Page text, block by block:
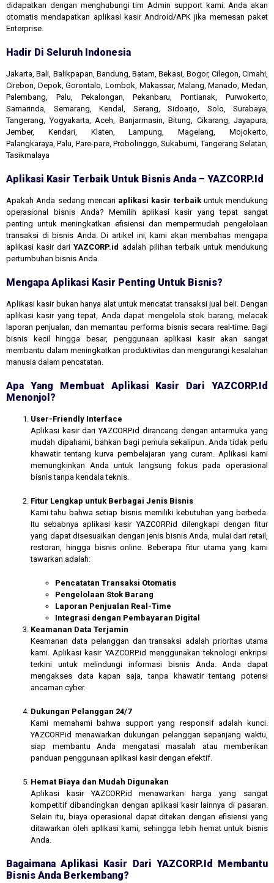
didapatkan dengan menghubungi tim Admin support kami. Anda akan
otomatis mendapatkan aplikasi kasir Android/APK jika memesan paket
Enterprise.
Hadir Di Seluruh Indonesia
Jakarta, Bali, Balikpapan, Bandung, Batam, Bekasi, Bogor, Cilegon, Cimahi,
Cirebon, Depok, Gorontalo, Lombok, Makassar, Malang, Manado, Medan,
Palembang, Palu, Pekalongan, Pekanbaru, Pontianak, Purwokerto,
Samarinda, Semarang, Kendal, Serang, Sidoarjo, Solo, Surabaya,
Tangerang, Yogyakarta, Aceh, Banjarmasin, Bitung, Cikarang, Jayapura,
Jember, Kendari, Klaten, Lampung, Magelang, Mojokerto,
Palangkaraya, Palu, Pare-pare, Probolinggo, Sukabumi, Tangerang Selatan,
Tasikmalaya
Aplikasi Kasir Terbaik Untuk Bisnis Anda – YAZCORP.id
Apakah Anda sedang mencari aplikasi kasir terbaikuntuk mendukung
operasional bisnis Anda? Memilih aplikasi kasir yang tepat sangat
penting untuk meningkatkan efisiensi dan mempermudah pengelolaan
transaksi di bisnis Anda. Di artikel ini, kami akan membahas mengapa
aplikasi kasir dariYAZCORP.id adalah pilihan terbaik untuk mendukung
pertumbuhan bisnis Anda.
Mengapa Aplikasi Kasir Penting Untuk Bisnis?
Aplikasi kasir bukan hanya alat untuk mencatat transaksi jual beli. Dengan
aplikasi kasir yang tepat, Anda dapat mengelola stok barang, melacak
laporan penjualan, dan memantau performa bisnis secara real-time. Bagi
bisnis kecil hingga besar, penggunaan aplikasi kasir akan sangat
membantu dalam meningkatkan produktivitas dan mengurangi kesalahan
manusia dalam pencatatan.
Apa Yang Membuat Aplikasi Kasir Dari YAZCORP.id
Menonjol?
User-Friendly Interface
Aplikasi kasir dari YAZCORP.id dirancang dengan antarmuka yang
mudah dipahami, bahkan bagi pemula sekalipun. Anda tidak perlu
khawatir tentang kurva pembelajaran yang curam. Aplikasi kami
memungkinkan Anda untuk langsung fokus pada operasional
bisnis tanpa kendala teknis.
Fitur Lengkap untuk Berbagai Jenis Bisnis
Kami tahu bahwa setiap bisnis memiliki kebutuhan yang berbeda.
Itu sebabnya aplikasi kasir YAZCORP.id dilengkapi dengan fitur
yang dapat disesuaikan dengan jenis bisnis Anda, mulai dari retail,
restoran, hingga bisnis online. Beberapa fitur utama yang kami
tawarkan adalah:
Pencatatan Transaksi Otomatis
Pengelolaan Stok Barang
Laporan Penjualan Real-Time
Integrasi dengan Pembayaran Digital
Keamanan Data Terjamin
Keamanan data pelanggan dan transaksi adalah prioritas utama
kami. Aplikasi kasir YAZCORP.id menggunakan teknologi enkripsi
terkini untuk melindungi informasi bisnis Anda. Anda dapat
mengakses data kapan saja, tanpa khawatir tentang potensi
ancaman cyber.
Dukungan Pelanggan 24/7
Kami memahami bahwa support yang responsif adalah kunci.
YAZCORP.id menawarkan dukungan pelanggan sepanjang waktu,
siap membantu Anda mengatasi masalah atau memberikan
panduan penggunaan aplikasi kasir dengan efektif.
Hemat Biaya dan Mudah Digunakan
Aplikasi kasir YAZCORP.id menawarkan harga yang sangat
kompetitif dibandingkan dengan aplikasi kasir lainnya di pasaran.
Selain itu, biaya operasional dapat ditekan dengan efisiensi yang
ditawarkan oleh aplikasi kami, sehingga lebih hemat untuk bisnis
Anda.
Bagaimana Aplikasi Kasir Dari YAZCORP.id Membantu
Bisnis Anda Berkembang?